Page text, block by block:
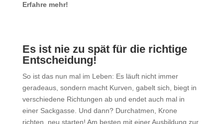
Erfahre mehr!
Es ist nie zu spät für die richtige
Entscheidung!
So ist das nun mal im Leben: Es läuft nicht immer
geradeaus, sondern macht Kurven, gabelt sich, biegt in
verschiedene Richtungen ab und endet auch mal in
einer Sackgasse. Und dann? Durchatmen, Krone
richten, neu starten! Am besten mit einer Ausbildung zur